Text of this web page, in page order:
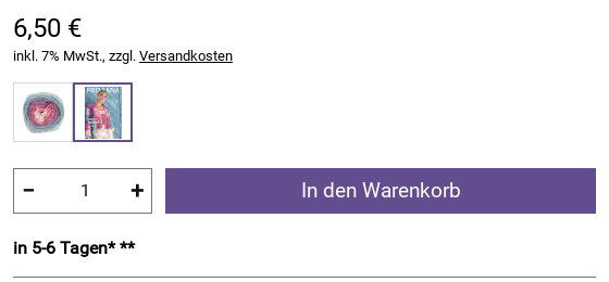
6,50 €
inkl. 7% MwSt., zzgl. Versandkosten
− + In den Warenkorb
in 5-6 Tagen* **